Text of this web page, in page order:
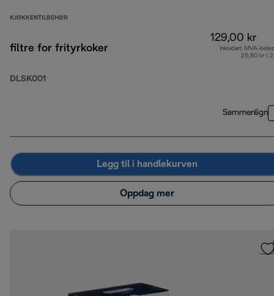
KJØKKENTILBEHØR
filtre for frityrkoker
DLSK001
129,00 kr
Inkludert MVA-
25,80 kr (
Sammenlign
Legg til i handlekurven
Oppdag mer